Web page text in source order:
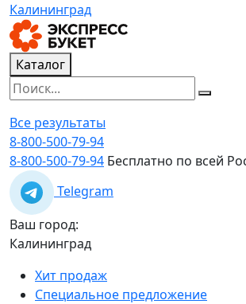
Калининград
Каталог
Все результаты
8-800-500-79-94
8-800-500-79-94 Бесплатно по всей
Telegram
Ваш город:
Калининград
Хит продаж
Специальное предложение